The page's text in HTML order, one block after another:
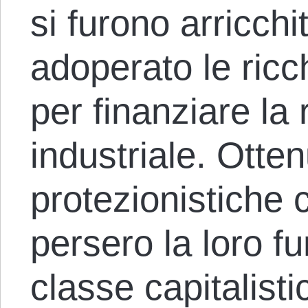
si furono
adoperato le
per finanziare la
industriale.
protezionistiche
persero la loro
classe